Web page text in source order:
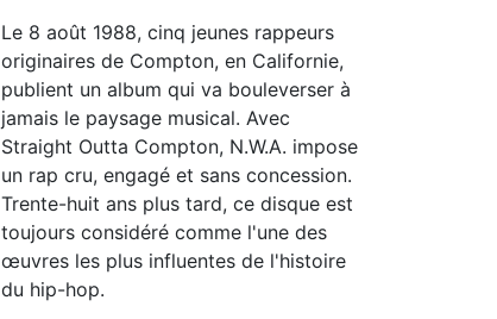
Le 8 août 1988, cinq jeunes rappeurs
originaires de Compton, en Californie,
publient un album qui va bouleverser à
jamais le paysage musical. Avec
Straight Outta Compton, N.W.A. impose
un rap cru, engagé et sans concession.
Trente-huit ans plus tard, ce disque est
toujours considéré comme l'une des
œuvres les plus influentes de l'histoire
du hip-hop.